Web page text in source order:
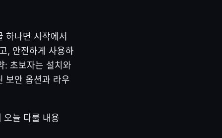
나면 시작에서
, 안전하게 사용하
: 초보자는 설치와
보안 옵션과 라우
늘 다룰 내용